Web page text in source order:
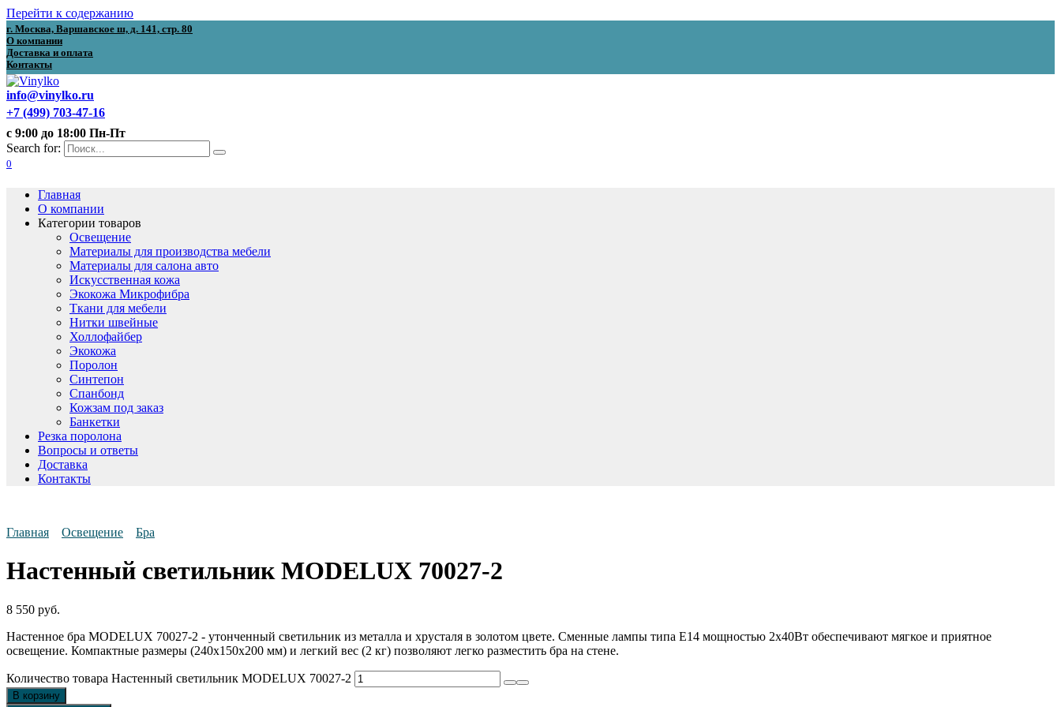
Перейти к содержанию
г. Москва, Варшавское ш, д. 141, стр. 80
О компании
Доставка и оплата
Контакты
info@vinylko.ru
+7 (499) 703-47-16
с 9:00 до 18:00 Пн-Пт
Search for:
0
Главная
О компании
Категории товаров
Освещение
Материалы для производства мебели
Материалы для салона авто
Искусственная кожа
Экокожа Микрофибра
Ткани для мебели
Нитки швейные
Холлофайбер
Экокожа
Поролон
Синтепон
Спанбонд
Кожзам под заказ
Банкетки
Резка поролона
Вопросы и ответы
Доставка
Контакты
Главная Освещение Бра
Настенный светильник MODELUX 70027-2
8 550 руб.
Настенное бра MODELUX 70027-2 - утонченный светильник из металла и хрусталя в золотом цвете. Сменные лампы типа Е14 мощностью 2x40Вт обеспечивают мягкое и приятное
освещение. Компактные размеры (240x150x200 мм) и легкий вес (2 кг) позволяют легко разместить бра на стене.
Количество товара Настенный светильник MODELUX 70027-2
В корзину